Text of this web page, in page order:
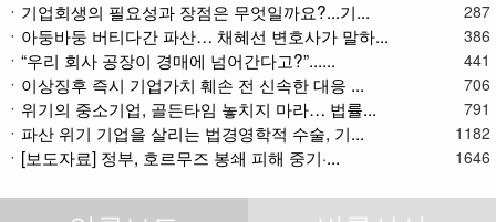
ㆍ법인파산 후 이사의 연대보증책임 해...
11575
ㆍ법인파산절차와 기업회생절차 개요
11872
ㆍ개인회생재단채권(우선권이 있는 채권...
11116
ㆍ개인회생재단이란?
11045
ㆍ개인회생채권이란?
11274
ㆍ가용소득이란?
11227
ㆍ회생신청 후 경매절차 정지신청은?
ㆍ별제권부 채권(회생절차에서의 근저당...
12182
ㆍ기업회생의 필요성과 장점은 무엇일까요?...기... 287
ㆍ아둥바둥 버티다간 파산… 채혜선 변호사가 말하... 386
ㆍ“우리 회사 공장이 경매에 넘어간다고?”...... 441
ㆍ이상징후 즉시 기업가치 훼손 전 신속한 대응 ... 706
ㆍ위기의 중소기업, 골든타임 놓치지 마라… 법률... 791
ㆍ파산 위기 기업을 살리는 법경영학적 수술, 기... 1182
ㆍ[보도자료] 정부, 호르무즈 봉쇄 피해 중기·... 1646